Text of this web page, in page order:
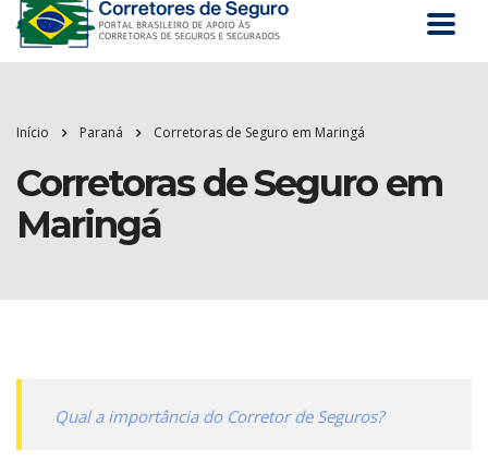
Início Paraná Corretoras de Seguro em Maringá
Corretoras de Seguro em
Maringá
Qual a importância do Corretor de Seguros?